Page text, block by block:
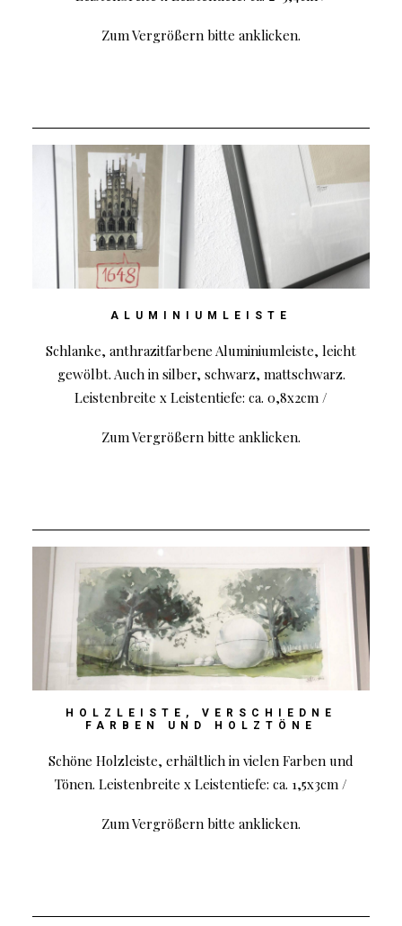
Zum Vergrößern bitte anklicken.
ALUMINIUMLEISTE
Schlanke, anthrazitfarbene Aluminiumleiste, leicht
gewölbt. Auch in silber, schwarz, mattschwarz.
Leistenbreite x Leistentiefe: ca. 0,8x2cm /
Zum Vergrößern bitte anklicken.
HOLZLEISTE, VERSCHIEDNE
FARBEN UND HOLZTÖNE
Schöne Holzleiste, erhältlich in vielen Farben und
Tönen. Leistenbreite x Leistentiefe: ca. 1,5x3cm /
Zum Vergrößern bitte anklicken.